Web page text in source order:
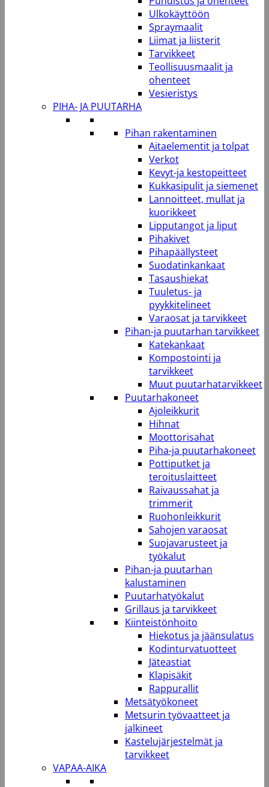
Ulkokäyttöön
Spraymaalit
Liimat ja liisterit
Tarvikkeet
Teollisuusmaalit ja
ohenteet
Vesieristys
PIHA- JA PUUTARHA
Pihan rakentaminen
Aitaelementit ja tolpat
Verkot
Kevyt-ja kestopeitteet
Kukkasipulit ja siemenet
Lannoitteet, mullat ja
kuorikkeet
Lipputangot ja liput
Pihakivet
Pihapäällysteet
Suodatinkankaat
Tasaushiekat
Tuuletus- ja
pyykkitelineet
Varaosat ja tarvikkeet
Pihan-ja puutarhan tarvikkeet
Katekankaat
Kompostointi ja
tarvikkeet
Muut puutarhatarvikkeet
Puutarhakoneet
Ajoleikkurit
Hihnat
Moottorisahat
Piha-ja puutarhakoneet
Pottiputket ja
teroituslaitteet
Raivaussahat ja
trimmerit
Ruohonleikkurit
Sahojen varaosat
Suojavarusteet ja
työkalut
Pihan-ja puutarhan
kalustaminen
Puutarhatyökalut
Grillaus ja tarvikkeet
Kiinteistönhoito
Hiekotus ja jäänsulatus
Kodinturvatuotteet
Jäteastiat
Klapisäkit
Rappurallit
Metsätyökoneet
Metsurin työvaatteet ja
jalkineet
Kastelujärjestelmät ja
tarvikkeet
VAPAA-AIKA